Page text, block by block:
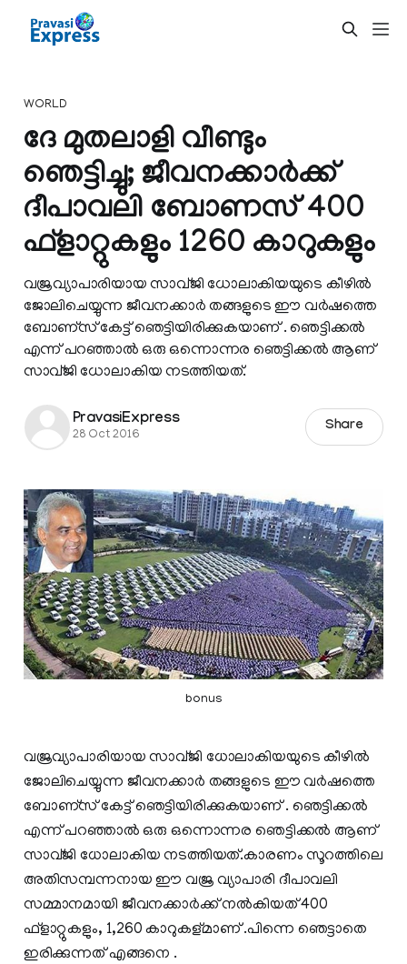
WORLD
ദേ മുതലാളി വീണ്ടും
ഞെട്ടിച്ചു; ജീവനക്കാര്‍ക്ക്
ദീപാവലി ബോണസ് 400
ഫ്‌ളാറ്റുകളും 1260 കാറുകളും
വജ്രവ്യാപാരിയായ സാവ്ജി ധോലാകിയയുടെ കീഴില്‍
ജോലിചെയ്യുന്ന ജീവനക്കാര്‍ തങ്ങളുടെ ഈ വര്‍ഷത്തെ
ബോണ്സ് കേട്ട് ഞെട്ടിയിരിക്കുകയാണ് . ഞെട്ടിക്കല്‍
എന്ന് പറഞ്ഞാല്‍ ഒരു ഒന്നൊന്നര ഞെട്ടിക്കല്‍ ആണ്
സാവ്ജി ധോലാകിയ നടത്തിയത്.
PravasiExpress
28 Oct 2016
Share
bonus
വജ്രവ്യാപാരിയായ സാവ്ജി ധോലാകിയയുടെ കീഴില്‍
ജോലിചെയ്യുന്ന ജീവനക്കാര്‍ തങ്ങളുടെ ഈ വര്‍ഷത്തെ
ബോണ്സ് കേട്ട് ഞെട്ടിയിരിക്കുകയാണ് . ഞെട്ടിക്കല്‍
എന്ന് പറഞ്ഞാല്‍ ഒരു ഒന്നൊന്നര ഞെട്ടിക്കല്‍ ആണ്
സാവ്ജി ധോലാകിയ നടത്തിയത്.കാരണം സൂറത്തിലെ
അതിസമ്പന്നനായ ഈ വജ്ര വ്യാപാരി ദീപാവലി
സമ്മാനമായി ജീവനക്കാര്‍ക്ക് നല്‍കിയത് 400
ഫ്‌ളാറ്റുകളും, 1,260 കാറുകള്മാണ് .പിന്നെ ഞെട്ടാതെ
ഇരിക്കുന്നത് എങ്ങനെ .